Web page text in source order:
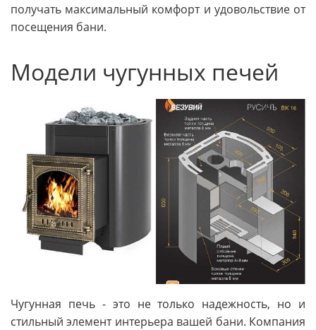
получать максимальный комфорт и удовольствие от
посещения бани.
Модели чугунных печей
Чугунная печь - это не только надежность, но и
стильный элемент интерьера вашей бани. Компания